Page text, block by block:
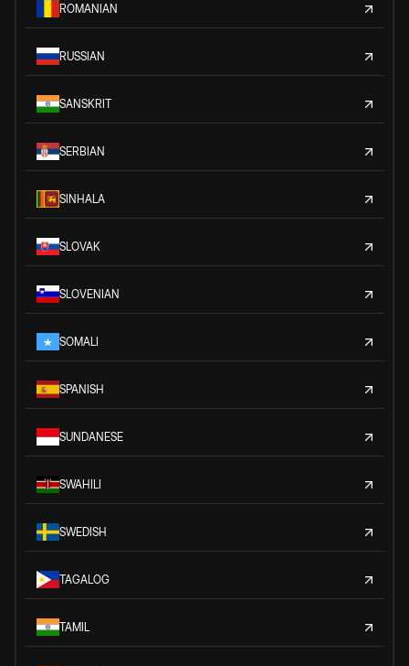
ROMANIAN
RUSSIAN
SANSKRIT
SERBIAN
SINHALA
SLOVAK
SLOVENIAN
SOMALI
SPANISH
SUNDANESE
SWAHILI
SWEDISH
TAGALOG
TAMIL